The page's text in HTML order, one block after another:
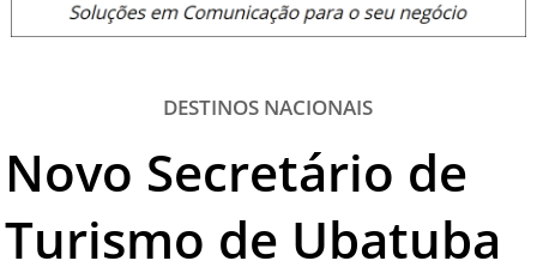
HOTELARIA
DICAS
TURISMO SA TV
TESTADO E APROVADO
DESTINOS NACIONAIS
Novo Secretário de
Turismo de Ubatuba